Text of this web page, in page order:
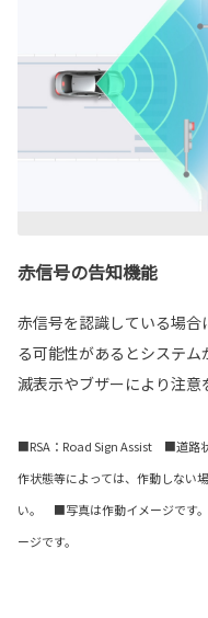
赤信号の告知機能
赤信号を認識している場
る可能性があるとシステ
滅表示やブザーにより注意
■RSA：Road Sign Assist ■道路
作状態等によっては、作動しない
い。 ■写真は作動イメージです
ージです。